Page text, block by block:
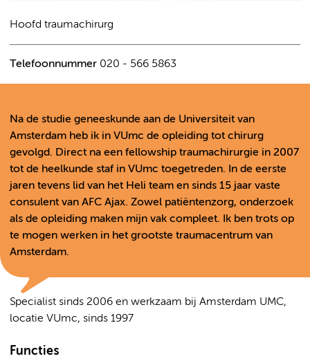
Hoofd traumachirurg
Telefoonnummer 020 - 566 5863
Na de studie geneeskunde aan de Universiteit van
Amsterdam heb ik in VUmc de opleiding tot chirurg
gevolgd. Direct na een fellowship traumachirurgie in 2007
tot de heelkunde staf in VUmc toegetreden. In de eerste
jaren tevens lid van het Heli team en sinds 15 jaar vaste
consulent van AFC Ajax. Zowel patiëntenzorg, onderzoek
als de opleiding maken mijn vak compleet. Ik ben trots op
te mogen werken in het grootste traumacentrum van
Amsterdam.
Specialist sinds 2006 en werkzaam bij Amsterdam UMC,
locatie VUmc, sinds 1997
Functies